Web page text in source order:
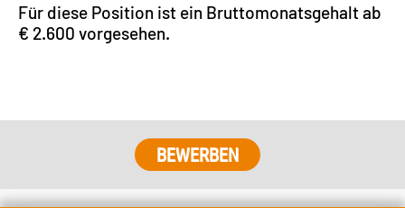
Für diese Position ist ein Bruttomonatsgehalt ab
€ 2.600 vorgesehen.